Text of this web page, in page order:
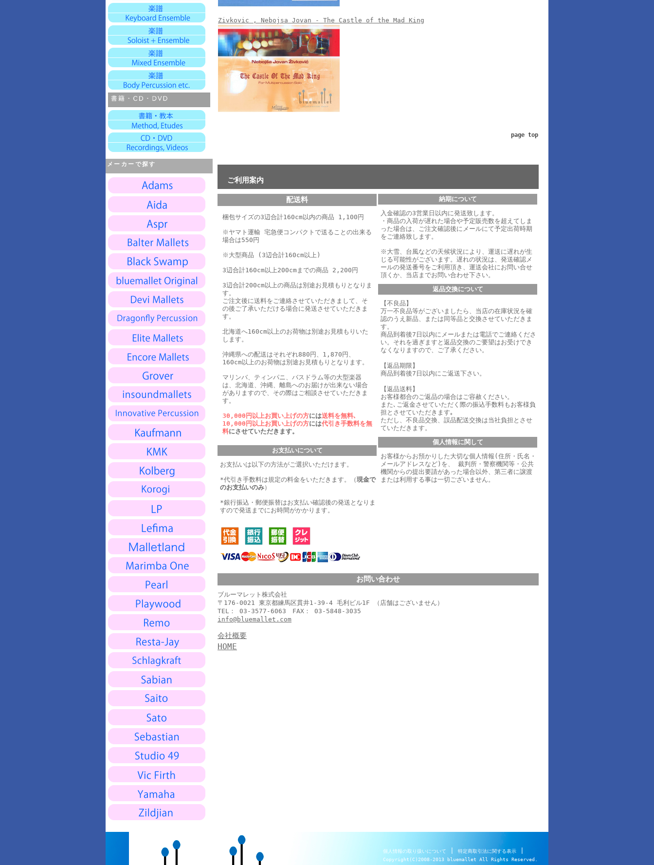
メーカーで探す
Zivkovic , Nebojsa Jovan - The Castle of the Mad King
page top
ご利用案内
配送料
梱包サイズの3辺合計160cm以内の商品 1,100円
※ヤマト運輸 宅急便コンパクトで送ることの出来る
場合は550円
※大型商品 (3辺合計160cm以上)
3辺合計160cm以上200cmまでの商品 2,200円
3辺合計200cm以上の商品は別途お見積もりとなりま
す。
ご注文後に送料をご連絡させていただきまして、そ
の後ご了承いただける場合に発送させていただきま
す。
北海道へ160cm以上のお荷物は別途お見積もりいた
します。
沖縄県への配送はそれぞれ880円、1,870円、
160cm以上のお荷物は別途お見積もりとなります。
マリンバ、ティンパニ、バスドラム等の大型楽器
は、北海道、沖縄、離島へのお届けが出来ない場合
がありますので、その際はご相談させていただきま
す。
30,000円以上お買い上げの方には送料を無料､
10,000円以上お買い上げの方には代引き手数料を無
料にさせていただきます。
お支払いについて
お支払いは以下の方法がご選択いただけます。
*代引き手数料は規定の料金をいただきます。 （現金で
のお支払いのみ）
*銀行振込・郵便振替はお支払い確認後の発送となりま
すので発送までにお時間がかかります。
納期について
入金確認の3営業日以内に発送致します。
・商品の入荷が遅れた場合や予定販売数を超えてしま
った場合は、 ご注文確認後にメールにて予定出荷時期
をご連絡致します。
※大雪、台風などの天候状況により、運送に遅れが生
じる可能性がございます。遅れの状況は、発送確認メ
ールの発送番号をご利用頂き、運送会社にお問い合せ
頂くか、当店までお問い合わせ下さい。
返品交換について
【不良品】
万一不良品等がございましたら、当店の在庫状況を確
認のうえ新品、または同等品と交換させていただきま
す。
商品到着後7日以内にメールまたは電話でご連絡くださ
い。それを過ぎますと返品交換のご要望はお受けでき
なくなりますので、ご了承ください。
【返品期限】
商品到着後7日以内にご返送下さい。
【返品送料】
お客様都合のご返品の場合はご容赦ください。
また､ご返金させていただく際の振込手数料もお客様負
担とさせていただきます｡
ただし、不良品交換、誤品配送交換は当社負担とさせ
ていただきます。
個人情報に関して
お客様からお預かりした大切な個人情報(住所・氏名・
メールアドレスなど)を、 裁判所・警察機関等・公共
機関からの提出要請があった場合以外、第三者に譲渡
または利用する事は一切ございません。
お問い合わせ
ブルーマレット株式会社
〒176-0021 東京都練馬区貫井1-39-4 毛利ビル1F （店舗はございません）
TEL： 03-3577-6063 FAX： 03-5848-3035
info@bluemallet.com
会社概要
HOME
個人情報の取り扱いについて 特定商取引法に関する表示
Copyright(C)2008-2013 bluemallet All Rights Reserved.